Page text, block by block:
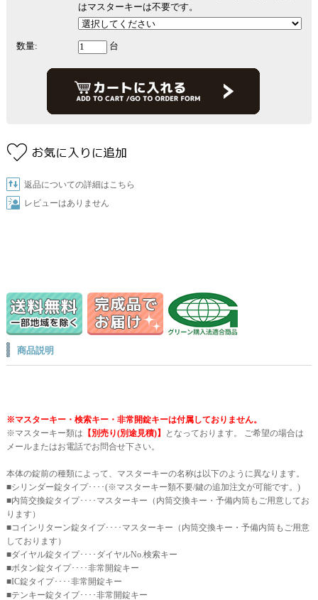
はマスターキーは不要です。
数量: 台
返品についての詳細はこちら
レビューはありません
商品説明
※マスターキー・検索キー・非常開錠キーは付属しておりません。
※マスターキー類は 【別売り(別途見積)】
となっております。 ご希望の場合は
メールまたはお電話でお問合せ下さい。
本体の錠前の種類によって、マスターキーの名称は以下のように異なります。
■シリンダー錠タイプ････(※マスターキー類不要/鍵の追加注文が可能です。)
■内筒交換錠タイプ････マスターキー（内筒交換キー・予備内筒もご用意してお
ります）
■コインリターン錠タイプ････マスターキー（内筒交換キー・予備内筒もご用意
しております）
■ダイヤル錠タイプ････ダイヤルNo.検索キー
■ボタン錠タイプ････非常開錠キー
■IC錠タイプ････非常開錠キー
■テンキー錠タイプ････非常開錠キー